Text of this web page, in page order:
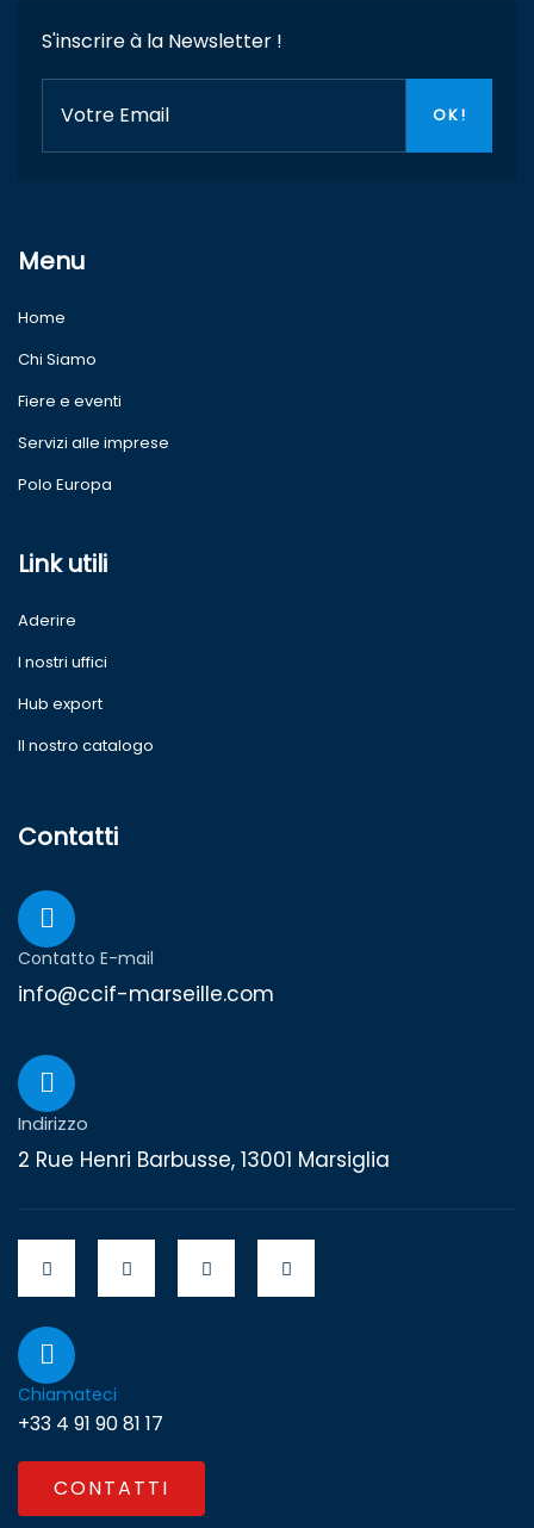
S'inscrire à la Newsletter !
Menu
Home
Chi Siamo
Fiere e eventi
Servizi alle imprese
Polo Europa
Link utili
Aderire
I nostri uffici
Hub export
Il nostro catalogo
Contatti
Contatto E-mail
info@ccif-marseille.com
Indirizzo
2 Rue Henri Barbusse, 13001 Marsiglia
Chiamateci
+33 4 91 90 81 17
CONTATTI